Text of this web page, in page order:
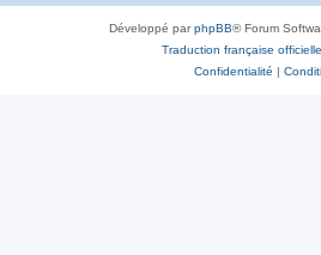
Développé parphpBB® Forum
Traduction française officielle
Confidentialité |